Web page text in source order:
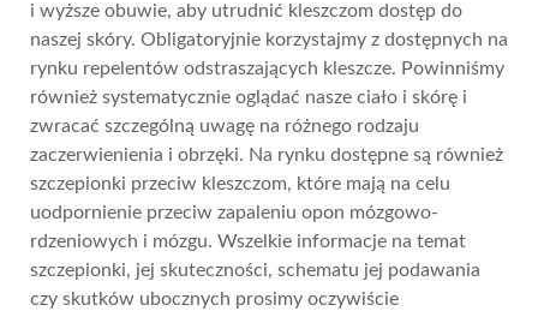
i wyższe obuwie, aby utrudnić kleszczom dostęp do
naszej skóry. Obligatoryjnie korzystajmy z dostępnych na
rynku repelentów odstraszających kleszcze. Powinniśmy
również systematycznie oglądać nasze ciało i skórę i
zwracać szczególną uwagę na różnego rodzaju
zaczerwienienia i obrzęki. Na rynku dostępne są również
szczepionki przeciw kleszczom, które mają na celu
uodpornienie przeciw zapaleniu opon mózgowo-
rdzeniowych i mózgu. Wszelkie informacje na temat
szczepionki, jej skuteczności, schematu jej podawania
czy skutków ubocznych prosimy oczywiście